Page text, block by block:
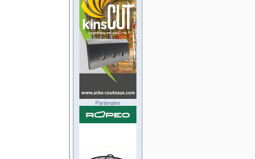
Partenaire